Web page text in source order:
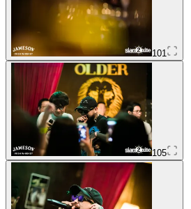
101
105